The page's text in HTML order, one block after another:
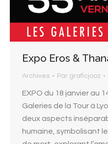
Expo Eros &
Archives Par graficjooz
EXPO du 18 janvier au
Galeries de la Tour à
deux aspects
humaine, symbolisant